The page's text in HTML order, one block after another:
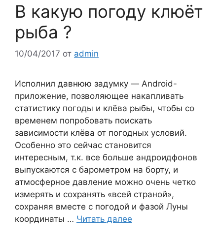
В какую погоду клюёт
рыба ?
10/04/2017 от admin
Исполнил давнюю задумку — Android-
приложение, позволяющее накапливать
статистику погоды и клёва рыбы, чтобы со
временем попробовать поискать
зависимости клёва от погодных условий.
Особенно это сейчас становится
интересным, т.к. все больше андроидфонов
выпускаются с барометром на борту, и
атмосферное давление можно очень четко
измерять и сохранять «всей страной»,
сохраняя вместе с погодой и фазой Луны
координаты … Читать далее